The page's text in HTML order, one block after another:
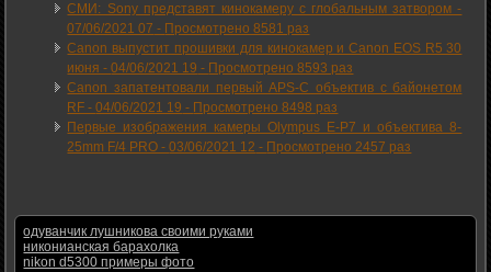
СМИ: Sony представят кинокамеру с глобальным затвором -
07/06/2021 07 - Просмотрено 8581 раз
Canon выпустит прошивки для кинокамер и Canon EOS R5 30
июня -04/06/2021 19 - Просмотрено 8593 раз
Canon запатентовали первый APS-C объектив с байонетом
RF -04/06/2021 19 - Просмотрено 8498 раз
Первые изображения камеры Olympus E-P7 и объектива 8-
25mm F/4 PRO -03/06/2021 12 - Просмотрено 2457 раз
одуванчик лушникова своими руками
никонианская барахолка
nikon d5300 примеры фото